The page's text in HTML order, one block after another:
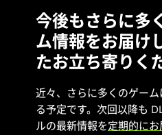
今後もさらに多
ム情報をお届け
たお立ち寄りく
近々、さらに多くのゲー
る予定です。次回以降も
ルの最新情報を定期的に